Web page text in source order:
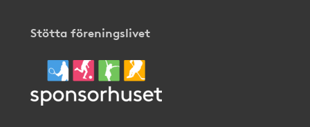
Stötta föreningslivet